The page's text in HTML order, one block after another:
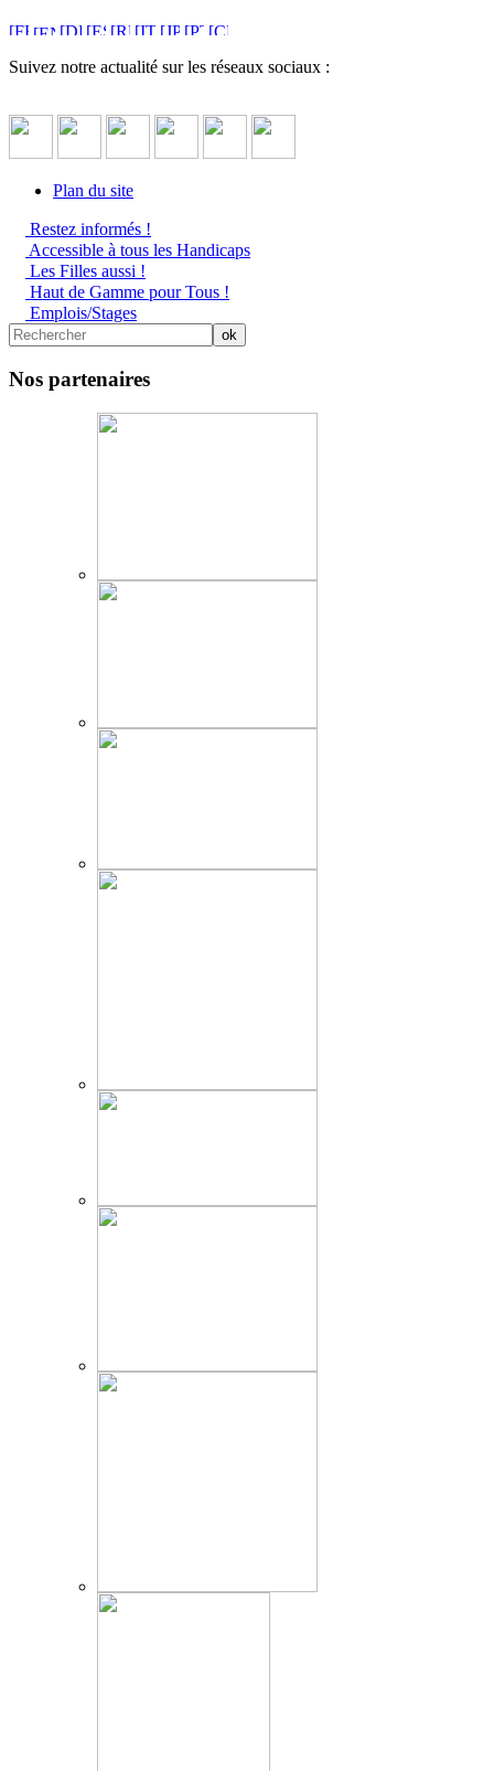
Suivez notre actualité sur les réseaux sociaux :
Plan du site
Restez informés !
Accessible à tous les Handicaps
Les Filles aussi !
Haut de Gamme pour Tous !
Emplois/Stages
Nos partenaires